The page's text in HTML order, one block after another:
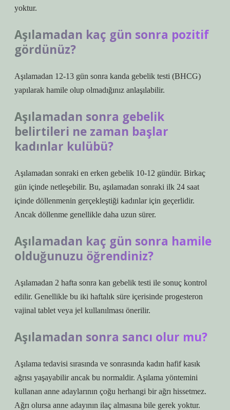
yoktur.
Aşılamadan kaç gün sonra pozitif
gördünüz?
Aşılamadan 12-13 gün sonra kanda gebelik testi (BHCG)
yapılarak hamile olup olmadığınız anlaşılabilir.
Aşılamadan sonra gebelik
belirtileri ne zaman başlar
kadınlar kulübü?
Aşılamadan sonraki en erken gebelik 10-12 gündür. Birkaç
gün içinde netleşebilir. Bu, aşılamadan sonraki ilk 24 saat
içinde döllenmenin gerçekleştiği kadınlar için geçerlidir.
Ancak döllenme genellikle daha uzun sürer.
Aşılamadan kaç gün sonra hamile
olduğunuzu öğrendiniz?
Aşılamadan 2 hafta sonra kan gebelik testi ile sonuç kontrol
edilir. Genellikle bu iki haftalık süre içerisinde progesteron
vajinal tablet veya jel kullanılması önerilir.
Aşılamadan sonra sancı olur mu?
Aşılama tedavisi sırasında ve sonrasında kadın hafif kasık
ağrısı yaşayabilir ancak bu normaldir. Aşılama yöntemini
kullanan anne adaylarının çoğu herhangi bir ağrı hissetmez.
Ağrı olursa anne adayının ilaç almasına bile gerek yoktur.